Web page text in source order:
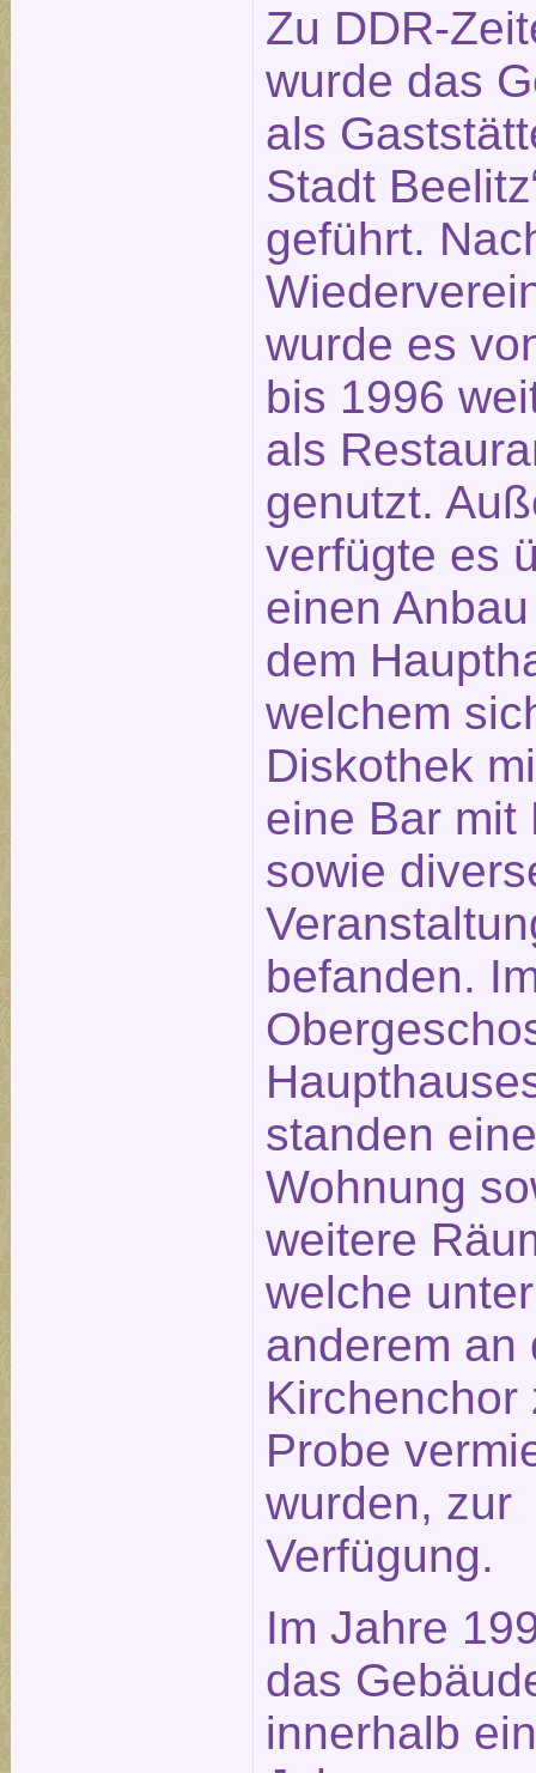
Zu DDR-
wurde das
als
Stadt
geführt.
wurde es
bis 1996
als
genutzt.
verfügte es
einen
dem
welchem
Diskothek
eine Bar mit
sowie
befanden.
standen eine
Wohnung
weitere
welche unter
anderem an
Kirchenchor
Probe
wurden, zur
Verfügung.
Im Jahre
das
innerhalb